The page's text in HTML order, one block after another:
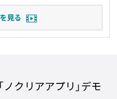
見る
クリアアプリ」デモ